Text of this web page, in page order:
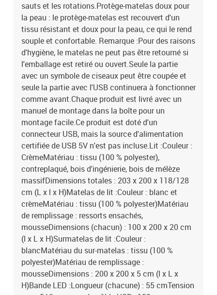
sauts et les rotations.Protège-matelas doux pour
la peau : le protège-matelas est recouvert d'un
tissu résistant et doux pour la peau, ce qui le rend
souple et confortable. Remarque :Pour des raisons
d'hygiène, le matelas ne peut pas être retourné si
l'emballage est retiré ou ouvert.Seule la partie
avec un symbole de ciseaux peut être coupée et
seule la partie avec l'USB continuera à fonctionner
comme avant.Chaque produit est livré avec un
manuel de montage dans la boîte pour un
montage facile.Ce produit est doté d'un
connecteur USB, mais la source d'alimentation
certifiée de USB 5V n'est pas incluse.Lit :Couleur :
CrèmeMatériau : tissu (100 % polyester),
contreplaqué, bois d'ingénierie, bois de mélèze
massifDimensions totales : 203 x 200 x 118/128
cm (L x l x H)Matelas de lit :Couleur : blanc et
crèmeMatériau : tissu (100 % polyester)Matériau
de remplissage : ressorts ensachés,
mousseDimensions (chacun) : 100 x 200 x 20 cm
(l x L x H)Surmatelas de lit :Couleur :
blancMatériau du sur-matelas : tissu (100 %
polyester)Matériau de remplissage :
mousseDimensions : 200 x 200 x 5 cm (l x L x
H)Bande LED :Longueur (chacune) : 55 cmTension